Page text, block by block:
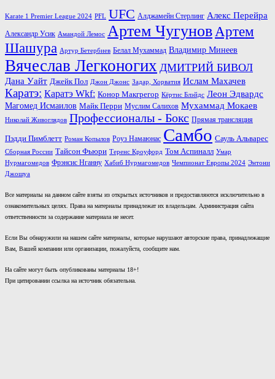
Karate 1 Premier League 2024 PFL UFC Алджамейн Стерлинг Алекс Перейра
Александр Усик Амандой Лемос Артем ЧугуновАртем
Шашура Артур Бетербиев Белал Мухаммад Владимир Минеев
Вячеслав Легконогих ДМИТРИЙ БИВОЛ
Дана Уайт Джейк Пол Джон Джонс Задар, Хорватия Ислам Махачев
Каратэ: Каратэ Wkf: Конор Макгрегор Кёртис Блэйдс Леон Эдвардс
Магомед Исмаилов Майк Перри Муслим Салихов Мухаммад Мокаев
Николай Живоглядов Профессионалы - Бокс Прямая трансляция
Пэдди Пимблетт Роман Копылов Роуз Намаюнас Самбо Сауль Альварес
Сборная России Тайсон Фьюри Теренс Кроуфорд Том Аспиналл Умар
Нурмагомедов Фрэнсис Нганну Хабиб Нурмагомедов Чемпионат Европы 2024 Энтони
Джошуа
Все материалы на данном сайте взяты из открытых источников и предоставляются исключительно в
ознакомительных целях. Права на материалы принадлежат их владельцам. Администрация сайта
ответственности за содержание материала не несет.
Если Вы обнаружили на нашем сайте материалы, которые нарушают авторские права, принадлежащие
Вам, Вашей компании или организации, пожалуйста, сообщите нам.
На сайте могут быть опубликованы материалы 18+!
При цитировании ссылка на источник обязательна.